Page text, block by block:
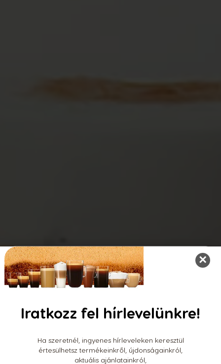
Iratkozz fel hírlevelünkre!
Ha szeretnél, ingyenes hírleveleken keresztül
értesülhetsz termékeinkről, újdonságainkról,
aktuális ajánlatainkról,
×